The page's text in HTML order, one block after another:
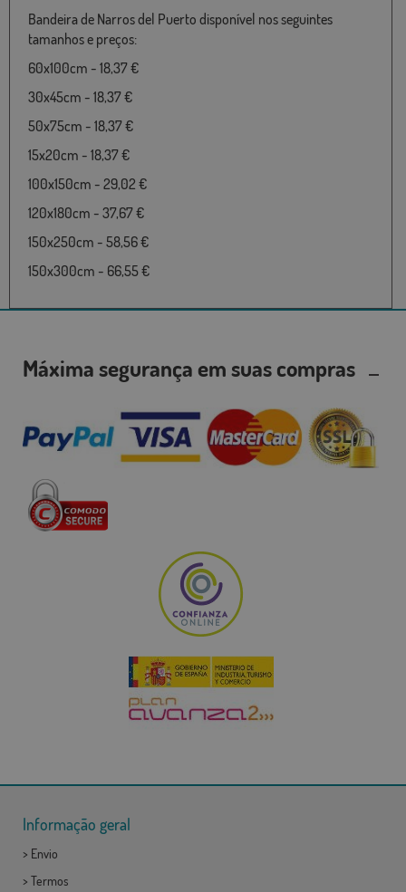
Bandeira de Narros del Puerto disponível nos seguintes
tamanhos e preços:
60x100cm - 18,37 €
30x45cm - 18,37 €
50x75cm - 18,37 €
15x20cm - 18,37 €
100x150cm - 29,02 €
120x180cm - 37,67 €
150x250cm - 58,56 €
150x300cm - 66,55 €
Máxima segurança em suas compras
Informação geral
> Envio
> Termos